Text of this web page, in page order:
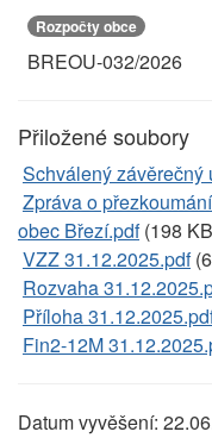
Rozpočty obce
BREOU-032/2026
Přiložené soubory
Schválený závěrečný
Zpráva o
obec Březí.pdf(198
VZZ 31.12.2025.pdf
Rozvaha
Příloha
Fin2-12M
Datum vyvěšení: